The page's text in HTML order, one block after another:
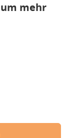
mehr